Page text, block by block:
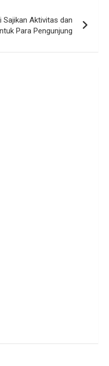
Sajikan Aktivitas dan
Para Pengunjung